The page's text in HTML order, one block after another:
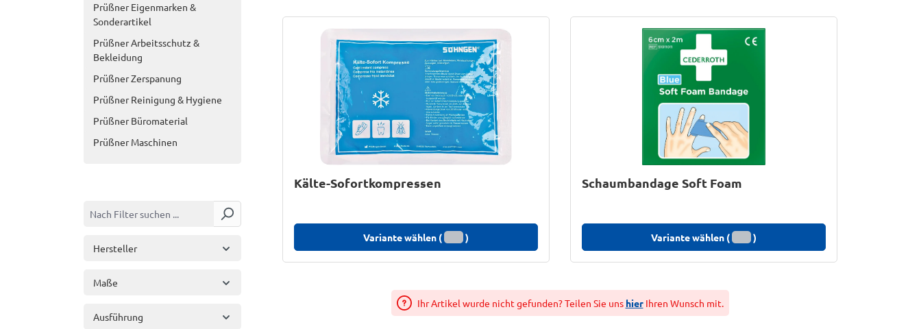
Prüßner Eigenmarken &
Sonderartikel
Prüßner Arbeitsschutz &
Bekleidung
Prüßner Zerspanung
Prüßner Reinigung & Hygiene
Prüßner Büromaterial
Prüßner Maschinen
Hersteller
Maße
Ausführung
Kälte-Sofortkompressen
Variante wählen ( )
Schaumbandage Soft Foam
Variante wählen ( )
Ihr Artikel wurde nicht gefunden? Teilen Sie uns hierIhren Wunsch mit.